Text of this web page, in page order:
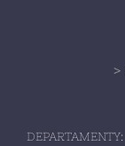
>
DEPARTAMENTY: